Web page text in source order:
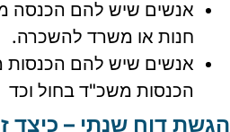
אנשים שיש להם הכנסה
חנות או משרד להשכרה.
אנשים שיש להם הכנסות
הכנסות משכ"ד בחול וכד
הגשת דוח שנתי – כיצד